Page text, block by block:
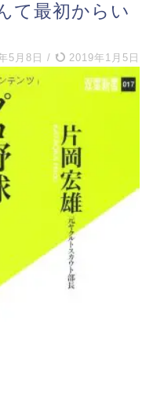
最初からい
5月8日 / 2019年1月5日